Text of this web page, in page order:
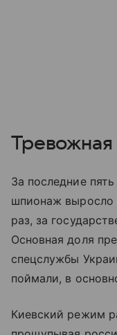
Тревожная
За последние
шпионаж выросло
раз, за
Основная доля
спецслужбы
поймали, в
Киевский режим